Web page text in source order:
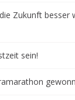
Zukunft besser
sein!